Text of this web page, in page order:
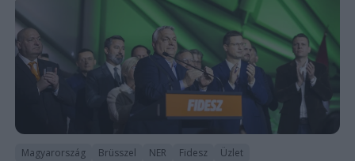
Magyarország Brüsszel NER Fidesz Üzlet